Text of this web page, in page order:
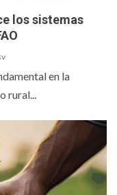
los sistemas
en la
rural...